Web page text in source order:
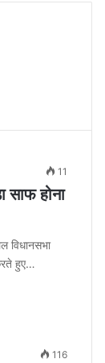
11
साफ होना
विधानसभा
हुए…
116